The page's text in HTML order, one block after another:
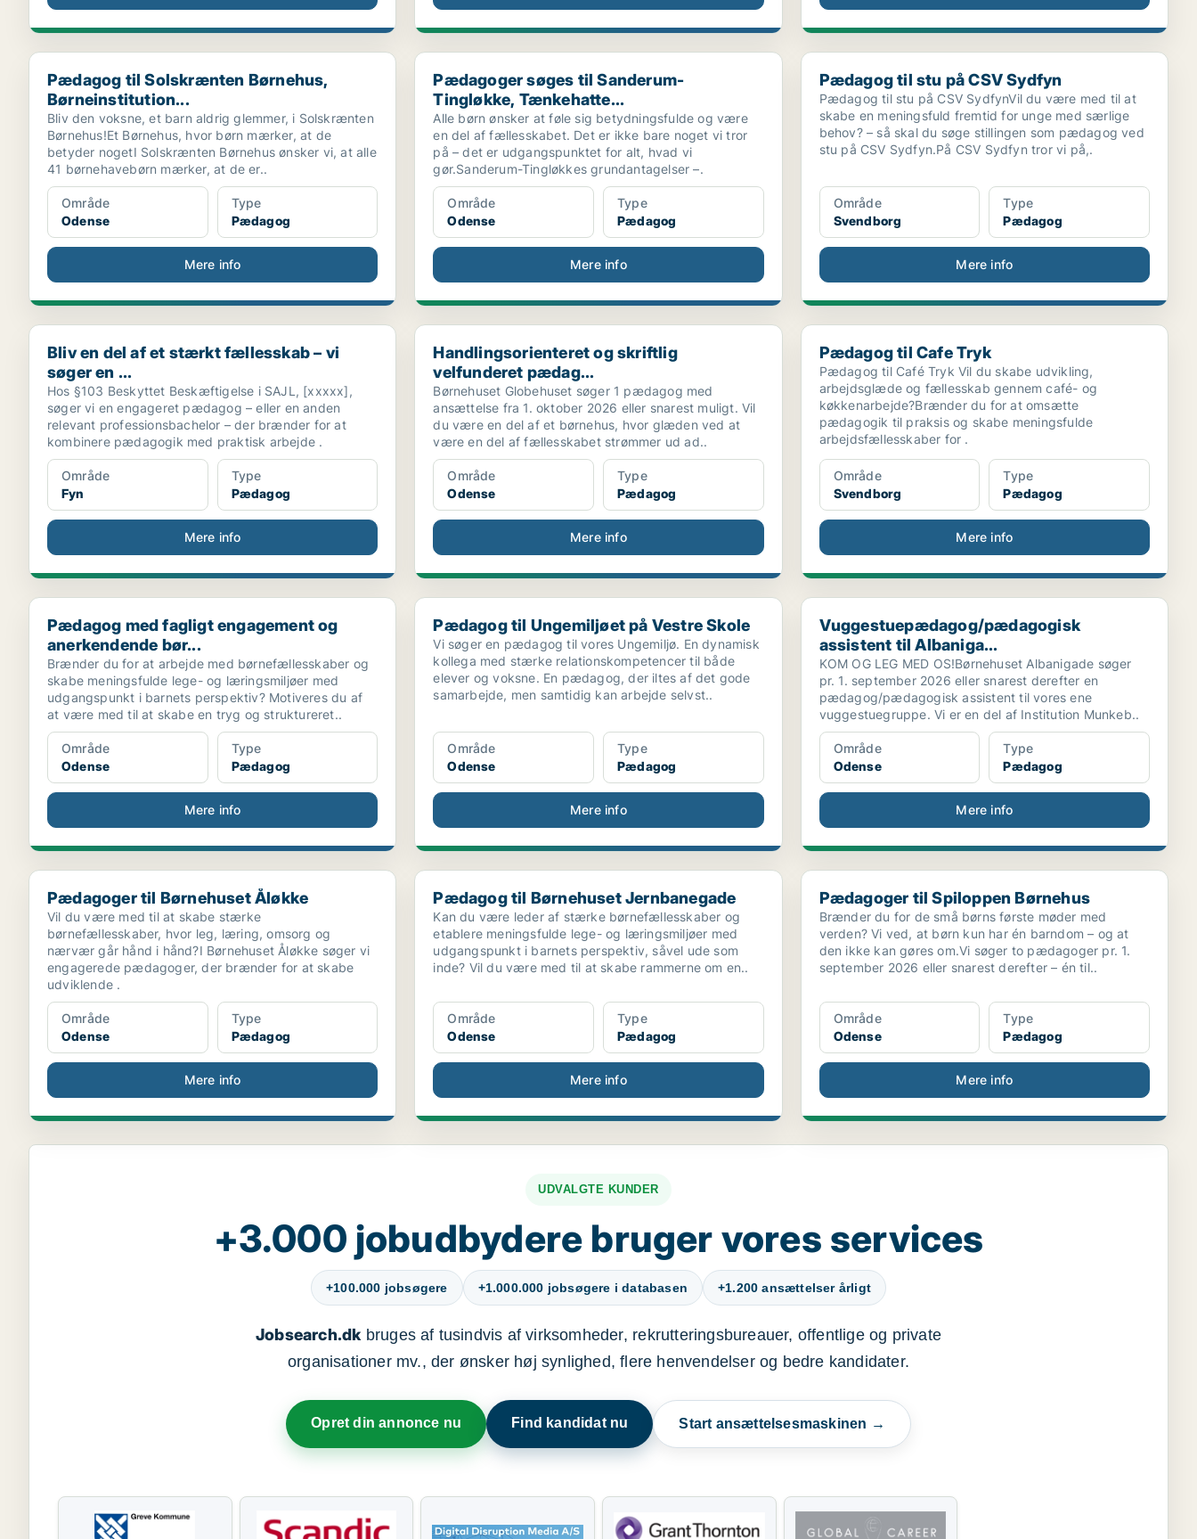
Pædagog til Solskrænten Børnehus, Børneinstitution...
Pædagog til Solskrænten Børnehus,
Børneinstitution...
Bliv den voksne, et barn aldrig glemmer, i Solskrænten
Børnehus!Et Børnehus, hvor børn mærker, at de
betyder nogetI Solskrænten Børnehus ønsker vi, at alle
41 børnehavebørn mærker, at de er..
Område
Odense
Type
Pædagog
Mere info
Pædagoger søges til Sanderum-Tingløkke, Tænkehatte...
Pædagoger søges til Sanderum-
Tingløkke, Tænkehatte...
Alle børn ønsker at føle sig betydningsfulde og være
en del af fællesskabet. Det er ikke bare noget vi tror
på – det er udgangspunktet for alt, hvad vi
gør.Sanderum-Tingløkkes grundantagelser –.
Område
Odense
Type
Pædagog
Mere info
Pædagog til stu på CSV Sydfyn
Pædagog til stu på CSV Sydfyn
Pædagog til stu på CSV SydfynVil du være med til at
skabe en meningsfuld fremtid for unge med særlige
behov? – så skal du søge stillingen som pædagog ved
stu på CSV Sydfyn.På CSV Sydfyn tror vi på,.
Område
Svendborg
Type
Pædagog
Mere info
Bliv en del af et stærkt fællesskab – vi søger en ...
Bliv en del af et stærkt fællesskab – vi
søger en ...
Hos §103 Beskyttet Beskæftigelse i SAJL, [xxxxx],
søger vi en engageret pædagog – eller en anden
relevant professionsbachelor – der brænder for at
kombinere pædagogik med praktisk arbejde .
Område
Fyn
Type
Pædagog
Mere info
Handlingsorienteret og skriftlig velfunderet pædag...
Handlingsorienteret og skriftlig
velfunderet pædag...
Børnehuset Globehuset søger 1 pædagog med
ansættelse fra 1. oktober 2026 eller snarest muligt. Vil
du være en del af et børnehus, hvor glæden ved at
være en del af fællesskabet strømmer ud ad..
Område
Odense
Type
Pædagog
Mere info
Pædagog til Cafe Tryk
Pædagog til Cafe Tryk
Pædagog til Café Tryk Vil du skabe udvikling,
arbejdsglæde og fællesskab gennem café- og
køkkenarbejde?Brænder du for at omsætte
pædagogik til praksis og skabe meningsfulde
arbejdsfællesskaber for .
Område
Svendborg
Type
Pædagog
Mere info
Pædagog med fagligt engagement og anerkendende bør...
Pædagog med fagligt engagement og
anerkendende bør...
Brænder du for at arbejde med børnefællesskaber og
skabe meningsfulde lege- og læringsmiljøer med
udgangspunkt i barnets perspektiv? Motiveres du af
at være med til at skabe en tryg og struktureret..
Område
Odense
Type
Pædagog
Mere info
Pædagog til Ungemiljøet på Vestre Skole
Pædagog til Ungemiljøet på Vestre Skole
Vi søger en pædagog til vores Ungemiljø. En dynamisk
kollega med stærke relationskompetencer til både
elever og voksne. En pædagog, der iltes af det gode
samarbejde, men samtidig kan arbejde selvst..
Område
Odense
Type
Pædagog
Mere info
Vuggestuepædagog/pædagogisk assistent til Albaniga...
Vuggestuepædagog/pædagogisk
assistent til Albaniga...
KOM OG LEG MED OS!Børnehuset Albanigade søger
pr. 1. september 2026 eller snarest derefter en
pædagog/pædagogisk assistent til vores ene
vuggestuegruppe. Vi er en del af Institution Munkeb..
Område
Odense
Type
Pædagog
Mere info
Pædagoger til Børnehuset Åløkke
Pædagoger til Børnehuset Åløkke
Vil du være med til at skabe stærke
børnefællesskaber, hvor leg, læring, omsorg og
nærvær går hånd i hånd?I Børnehuset Åløkke søger vi
engagerede pædagoger, der brænder for at skabe
udviklende .
Område
Odense
Type
Pædagog
Mere info
Pædagog til Børnehuset Jernbanegade
Pædagog til Børnehuset Jernbanegade
Kan du være leder af stærke børnefællesskaber og
etablere meningsfulde lege- og læringsmiljøer med
udgangspunkt i barnets perspektiv, såvel ude som
inde? Vil du være med til at skabe rammerne om en..
Område
Odense
Type
Pædagog
Mere info
Pædagoger til Spiloppen Børnehus
Pædagoger til Spiloppen Børnehus
Brænder du for de små børns første møder med
verden? Vi ved, at børn kun har én barndom – og at
den ikke kan gøres om.Vi søger to pædagoger pr. 1.
september 2026 eller snarest derefter – én til..
Område
Odense
Type
Pædagog
Mere info
UDVALGTE KUNDER
+3.000 jobudbydere bruger vores services
+100.000 jobsøgere +1.000.000 jobsøgere i databasen +1.200 ansættelser årligt
Jobsearch.dkbruges af tusindvis af virksomheder, rekrutteringsbureauer, offentlige og private
organisationer mv., der ønsker høj synlighed, flere henvendelser og bedre kandidater.
Opret din annonce nu Find kandidat nu Start ansættelsesmaskinen →